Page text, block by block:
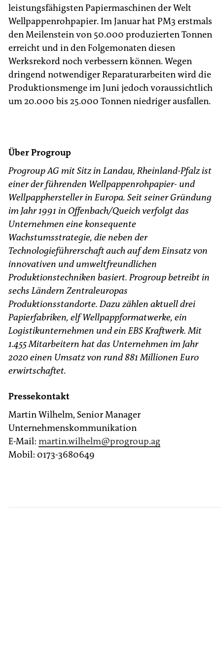
leistungsfähigsten Papiermaschinen der Welt
Wellpappenrohpapier. Im Januar hat PM3 erstmals
den Meilenstein von 50.000 produzierten Tonnen
erreicht und in den Folgemonaten diesen
Werksrekord noch verbessern können. Wegen
dringend notwendiger Reparaturarbeiten wird die
Produktionsmenge im Juni jedoch voraussichtlich
um 20.000 bis 25.000 Tonnen niedriger ausfallen.
Über Progroup
Progroup AG mit Sitz in Landau, Rheinland-Pfalz ist
einer der führenden Wellpappenrohpapier- und
Wellpapphersteller in Europa. Seit seiner Gründung
im Jahr 1991 in Offenbach/Queich verfolgt das
Unternehmen eine konsequente
Wachstumsstrategie, die neben der
Technologieführerschaft auch auf dem Einsatz von
innovativen und umweltfreundlichen
Produktionstechniken basiert. Progroup betreibt in
sechs Ländern Zentraleuropas
Produktionsstandorte. Dazu zählen aktuell drei
Papierfabriken, elf Wellpappformatwerke, ein
Logistikunternehmen und ein EBS Kraftwerk. Mit
1.455 Mitarbeitern hat das Unternehmen im Jahr
2020 einen Umsatz von rund 881 Millionen Euro
erwirtschaftet.
Pressekontakt
Martin Wilhelm, Senior Manager
Unternehmenskommunikation
E-Mail: martin.wilhelm@progroup.ag
Mobil: 0173-3680649